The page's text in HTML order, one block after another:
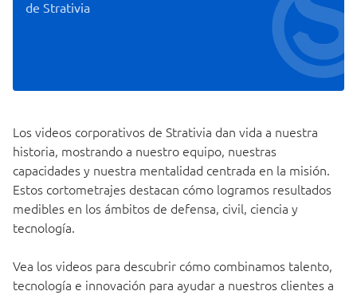
de Strativia
Los videos corporativos de Strativia dan vida a nuestra
historia, mostrando a nuestro equipo, nuestras
capacidades y nuestra mentalidad centrada en la misión.
Estos cortometrajes destacan cómo logramos resultados
medibles en los ámbitos de defensa, civil, ciencia y
tecnología.
Vea los videos para descubrir cómo combinamos talento,
tecnología e innovación para ayudar a nuestros clientes a